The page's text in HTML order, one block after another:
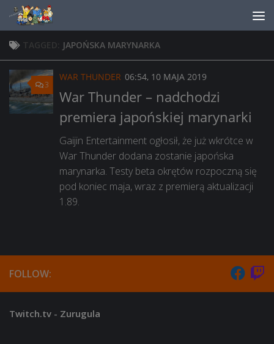
Skip to content
TAGGED: JAPOŃSKA MARYNARKA
3
WAR THUNDER 06:54, 10 MAJA 2019
War Thunder – nadchodzi
premiera japońskiej marynarki
Gaijin Entertainment ogłosił, że już wkrótce w
War Thunder dodana zostanie japońska
marynarka. Testy beta okrętów rozpoczną się
pod koniec maja, wraz z premierą aktualizacji
1.89.
FOLLOW:
Twitch.tv - Zurugula